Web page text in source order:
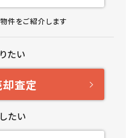
件をご紹介します
たい
査定
たい